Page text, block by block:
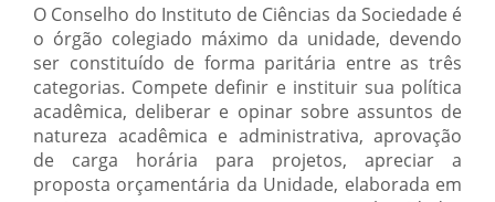
O Conselho do Instituto de Ciências da Sociedade é
o órgão colegiado máximo da unidade, devendo
ser constituído de forma paritária entre as três
categorias. Compete definir e instituir sua política
acadêmica, deliberar e opinar sobre assuntos de
natureza acadêmica e administrativa, aprovação
de carga horária para projetos, apreciar a
proposta orçamentária da Unidade, elaborada em